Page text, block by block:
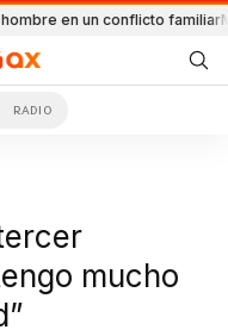
conflicto familiarMás del
RADIO
mucho